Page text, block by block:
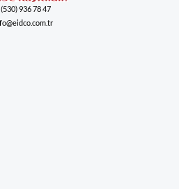
936 78 47